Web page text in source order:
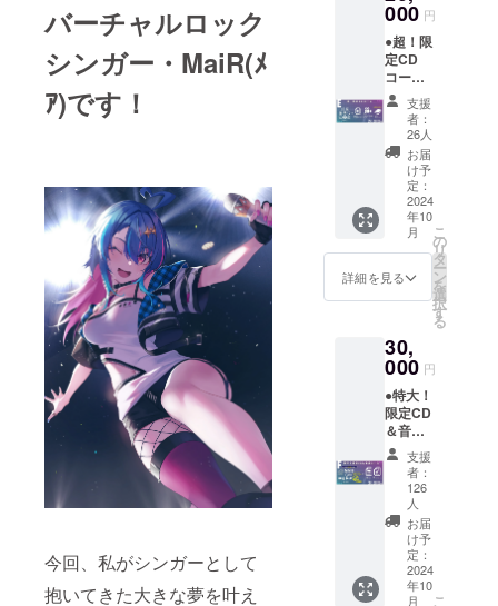
バーチャルロック
シンガー・MaiR(ﾒ
ｱ)です！
今回、私がシンガーとして
抱いてきた大きな夢を叶え
文字以
内)を備
考欄に
ご記入
くださ
い。 ※
クレ
ジット
記載を
希望し
ない方
は備考
欄に
「希望
い」と
ご記入
詳細は
「リ
ターン
内容と
お届け
日につ
いて」
をご確
認くだ
さい。
000 円
●超！限
定CD
コース
⋆チケッ
ト先行
予約権
⋆お礼
メッ
セージ
画像 ⋆
お礼
メッ
セージ
動画 ⋆
ライブ
ツアー
⋆ツアー
KVス
テッ
カー ⋆
支援証
明カー
ド
⋆NEW
シング
ルCD ⋆
ライブ
ツアー
パンフ
レット
クレ
支援
者：
26人
お届
け予
定：
2024
年10
月
詳細を見る
こ
の
リ
タ
ー
ン
を
選
択
す
る
30,
000 円
●特大！
限定CD
＆音源
コース
⋆チケッ
ト先行
予約権
⋆お礼
メッ
セージ
画像 ⋆
お礼
支援
者：
126
人
お届
け予
定：
2024
年10
月
こ